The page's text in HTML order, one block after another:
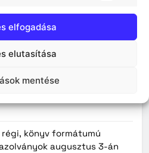
elfogadása
elutasítása
mentése
könyv formátumú
augusztus 3-án